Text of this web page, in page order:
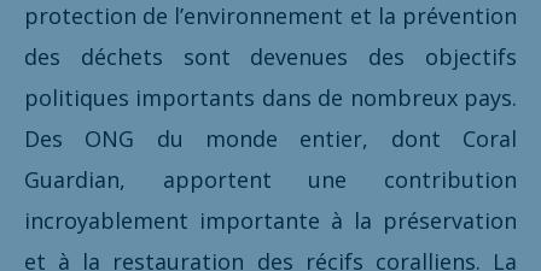
protection de l’environnement et la prévention
des déchets sont devenues des objectifs
politiques importants dans de nombreux pays.
Des ONG du monde entier, dont Coral
Guardian, apportent une contribution
incroyablement importante à la préservation
et à la restauration des récifs coralliens. La